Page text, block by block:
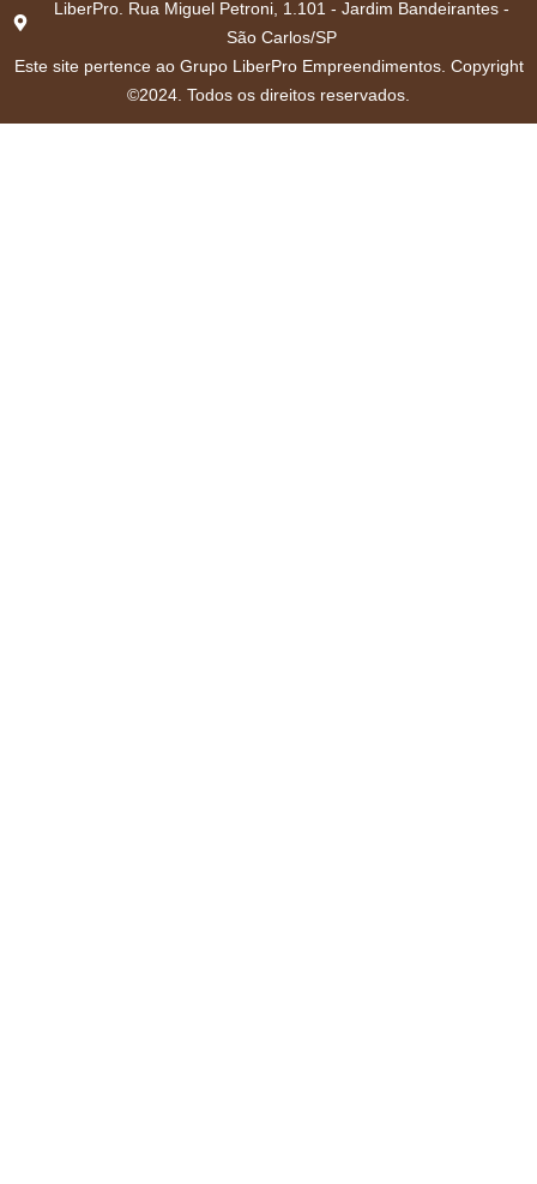
LiberPro. Rua Miguel Petroni, 1.101 - Jardim Bandeirantes -
São Carlos/SP
Este site pertence ao Grupo LiberPro Empreendimentos. Copyright
©2024. Todos os direitos reservados.